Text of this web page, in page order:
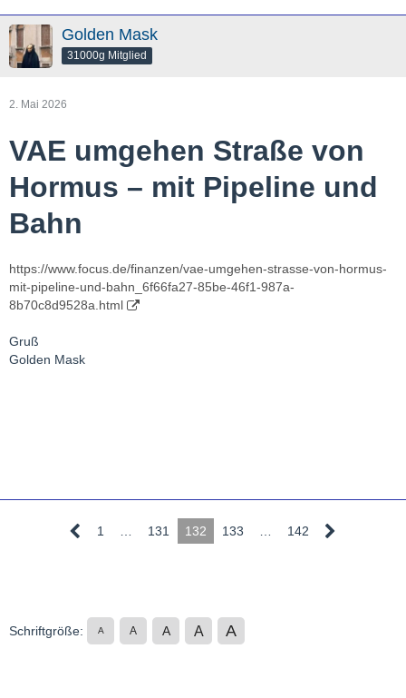
Golden Mask
31000g Mitglied
2. Mai 2026
VAE umgehen Straße von
Hormus – mit Pipeline und
Bahn
https://www.focus.de/finanzen/vae-umgehen-strasse-von-hormus-
mit-pipeline-und-bahn_6f66fa27-85be-46f1-987a-
8b70c8d9528a.html
Gruß
Golden Mask
1 131 132 133 142
Schriftgröße: A A A A A